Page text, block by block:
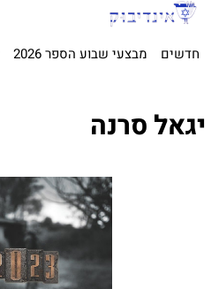
חדשים מבצעי שבוע הספר 2026
יגאל סרנה